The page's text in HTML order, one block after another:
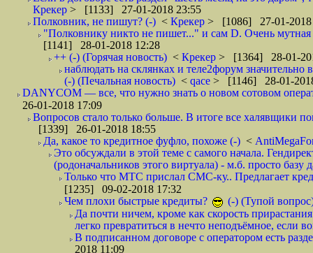
Крекер > [1133] 27-01-2018 23:55
Полковник, не пишут? (-) < Крекер > [1086] 27-01-2018
"Полковнику никто не пишет..." и сам D. Очень
[1141] 28-01-2018 12:28
++ (-) (Горячая новость) < Крекер > [1364] 28-01-
наблюдать на склянках и теле2форум
(-) (Печальная новость) < qace > [1146] 28-01-
DANYCOM — все, что нужно знать о новом сотовом
26-01-2018 17:09
Вопросов стало только больше. В итоге все халявщики
[1339] 26-01-2018 18:55
Да, какое то кредитное фуфло, похоже (-) <
Это обсуждали в этой теме с самого начала.
(родоначальников этого виртуала) - м.б. просто
Только что МТС прислал СМС-ку.. Предлагает
[1235] 09-02-2018 17:32
Чем плохи быстрые кредиты?
(-) (Тупой
Да почти ничем, кроме как скорость
легко превратиться в нечто неподъёмное, если
В подписанном договоре с оператором есть
2018 11:09